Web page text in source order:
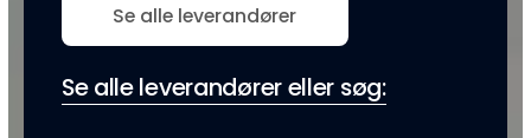
Se alle leverandører
Se alle leverandører eller søg: